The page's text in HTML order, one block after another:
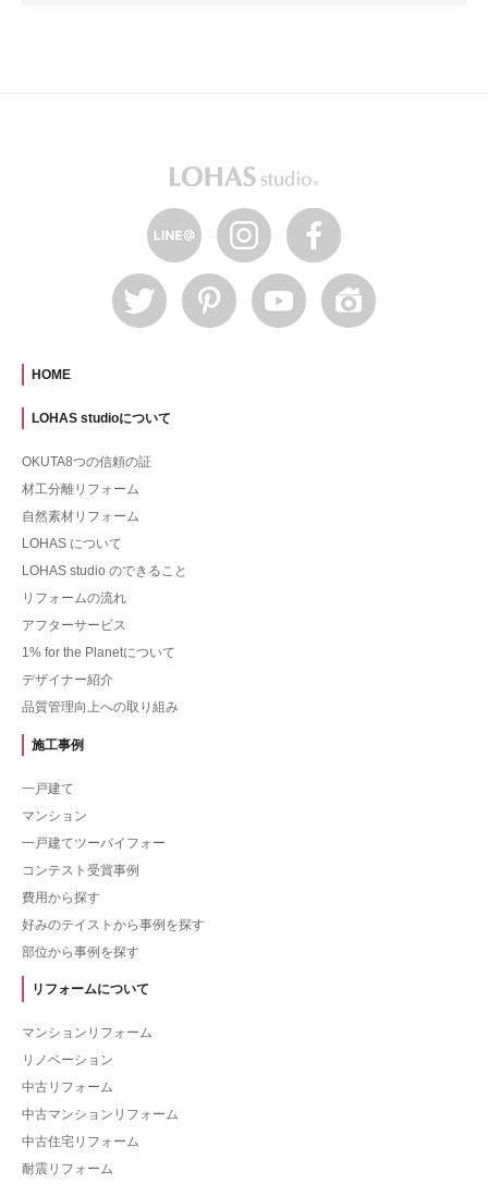
HOME
LOHAS studioについて
OKUTA8つの信頼の証
材工分離リフォーム
自然素材リフォーム
LOHAS について
LOHAS studio のできること
リフォームの流れ
アフターサービス
1% for the Planetについて
デザイナー紹介
品質管理向上への取り組み
施工事例
一戸建て
マンション
一戸建てツーバイフォー
コンテスト受賞事例
費用から探す
好みのテイストから事例を探す
部位から事例を探す
リフォームについて
マンションリフォーム
リノベーション
中古リフォーム
中古マンションリフォーム
中古住宅リフォーム
耐震リフォーム